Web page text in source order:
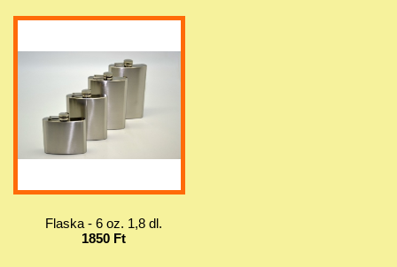
Flaska - 6 oz. 1,8 dl.
1850 Ft